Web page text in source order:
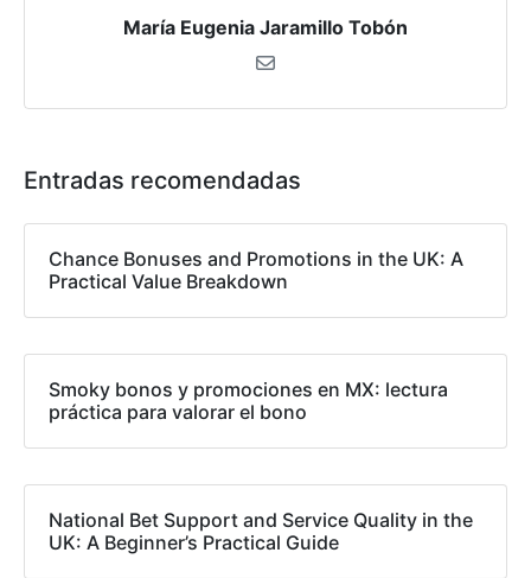
María Eugenia Jaramillo Tobón
Entradas recomendadas
Chance Bonuses and Promotions in the UK: A
Practical Value Breakdown
Smoky bonos y promociones en MX: lectura
práctica para valorar el bono
National Bet Support and Service Quality in the
UK: A Beginner’s Practical Guide